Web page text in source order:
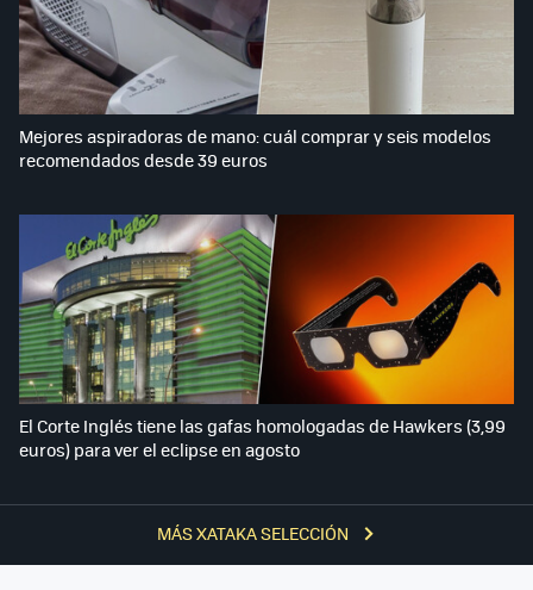
MÁS XATAKA SELECCIÓN
Mejores aspiradoras de mano: cuál comprar y seis modelos
recomendados desde 39 euros
El Corte Inglés tiene las gafas homologadas de Hawkers (3,99
euros) para ver el eclipse en agosto